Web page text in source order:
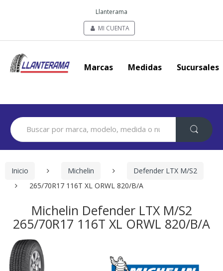
Llanterama
MI CUENTA
Marcas Medidas Sucursales
Search
for:
Inicio Michelin
Defender LTX M/S2
265/70R17 116T XL ORWL 820/B/A
Michelin Defender LTX M/S2
265/70R17 116T XL ORWL 820/B/A